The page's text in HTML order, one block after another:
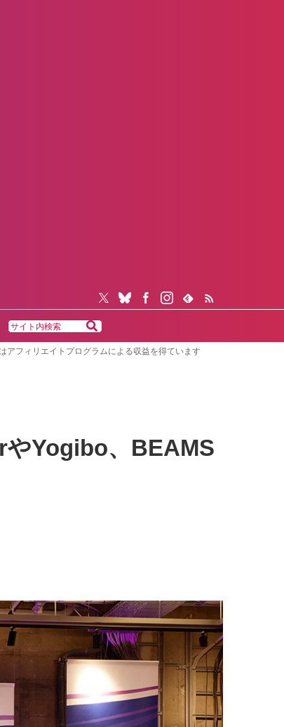
アフィリエイトプログラムによる収益を得ています
やYogibo、BEAMS